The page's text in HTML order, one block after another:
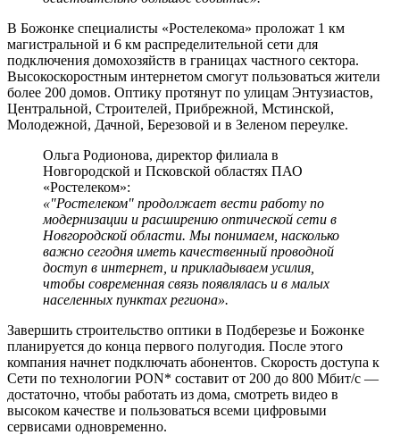
В Божонке специалисты «Ростелекома» проложат 1 км
магистральной и 6 км распределительной сети для
подключения домохозяйств в границах частного сектора.
Высокоскоростным интернетом смогут пользоваться жители
более 200 домов. Оптику протянут по улицам Энтузиастов,
Центральной, Строителей, Прибрежной, Мстинской,
Молодежной, Дачной, Березовой и в Зеленом переулке.
Ольга Родионова, директор филиала в
Новгородской и Псковской областях ПАО
«Ростелеком»:
«"Ростелеком" продолжает вести работу по
модернизации и расширению оптической сети в
Новгородской области. Мы понимаем, насколько
важно сегодня иметь качественный проводной
доступ в интернет, и прикладываем усилия,
чтобы современная связь появлялась и в малых
населенных пунктах региона».
Завершить строительство оптики в Подберезье и Божонке
планируется до конца первого полугодия. После этого
компания начнет подключать абонентов. Скорость доступа к
Сети по технологии PON* составит от 200 до 800 Мбит/с —
достаточно, чтобы работать из дома, смотреть видео в
высоком качестве и пользоваться всеми цифровыми
сервисами одновременно.